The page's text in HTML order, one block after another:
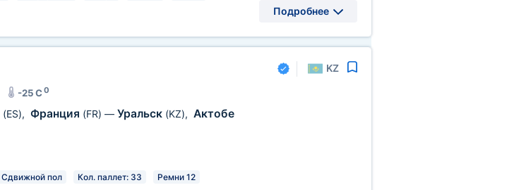
Подробнее
KZ
-25 C0
(ES), Франция (FR) — Уральск (KZ), Актобе
Сдвижной пол Кол. паллет: 33 Ремни 12